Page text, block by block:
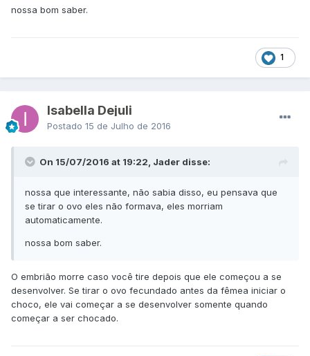
nossa bom saber.
1
Isabella Dejuli
Postado 15 de Julho de 2016
On 15/07/2016 at 19:22, Jader disse:
nossa que interessante, não sabia disso, eu pensava que
se tirar o ovo eles não formava, eles morriam
automaticamente.
nossa bom saber.
O embrião morre caso você tire depois que ele começou a se
desenvolver. Se tirar o ovo fecundado antes da fêmea iniciar o
choco, ele vai começar a se desenvolver somente quando
começar a ser chocado.